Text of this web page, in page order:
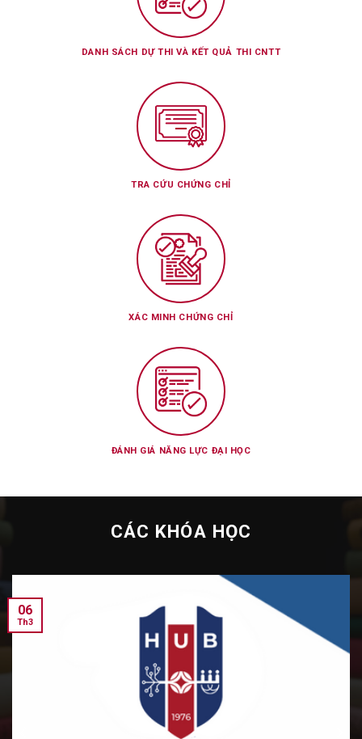
DANH SÁCH DỰ THI VÀ KẾT QUẢ THI CNTT
TRA CỨU CHỨNG CHỈ
XÁC MINH CHỨNG CHỈ
ĐÁNH GIÁ NĂNG LỰC ĐẠI HỌC
CÁC KHÓA HỌC
06
Th3